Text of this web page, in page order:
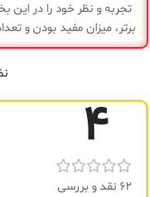
سایر
قابل استفاده در
باشگاه، خانه و فضای
باز بدون ایجاد
تولیدی
تجربه و نظر خود را در
برتر، میزان مفید بودن و
4
62 نقد و بررسی